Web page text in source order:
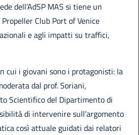
dell’AdSP MAS si tiene un
Club Port of Venice
e agli impatti su traffici,
cui i giovani sono i protagonisti: la
dal prof. Soriani,
Scientifico del Dipartimento di
di intervenire sull’argomento
così attuale guidati dai relatori